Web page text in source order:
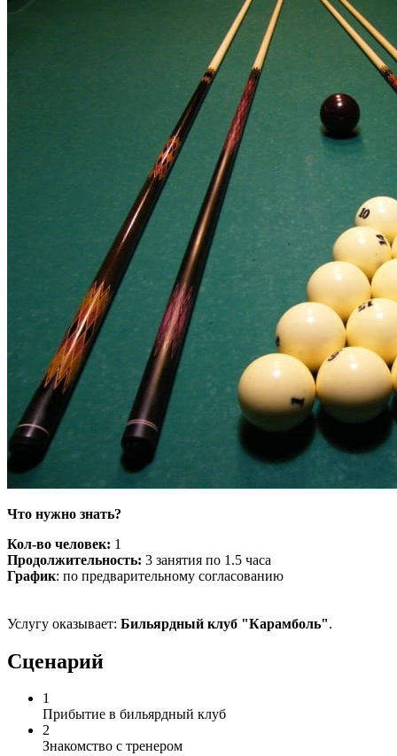
Что нужно знать?
Кол-во человек: 1
Продолжительность: 3 занятия по 1.5 часа
График: по предварительному согласованию
Услугу оказывает: Бильярдный клуб "Карамболь".
Сценарий
1
Прибытие в бильярдный клуб
2
Знакомство с тренером